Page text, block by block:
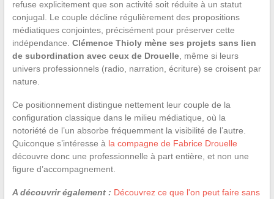
refuse explicitement que son activité soit réduite à un statut
conjugal. Le couple décline régulièrement des propositions
médiatiques conjointes, précisément pour préserver cette
indépendance. Clémence Thioly mène ses projets sans lien
de subordination avec ceux de Drouelle, même si leurs
univers professionnels (radio, narration, écriture) se croisent par
nature.
Ce positionnement distingue nettement leur couple de la
configuration classique dans le milieu médiatique, où la
notoriété de l’un absorbe fréquemment la visibilité de l’autre.
Quiconque s’intéresse à la compagne de Fabrice Drouelle
découvre donc une professionnelle à part entière, et non une
figure d’accompagnement.
A découvrir également : Découvrez ce que l'on peut faire sans